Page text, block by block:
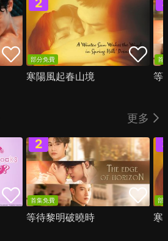
部分免費
寒陽風起春山境
首
等
更多
首集免費
等待黎明破曉時
部
寒